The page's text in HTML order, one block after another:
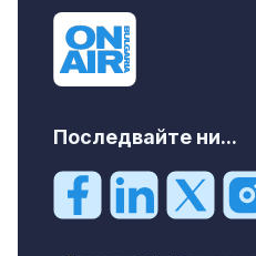
Последвайте ни...